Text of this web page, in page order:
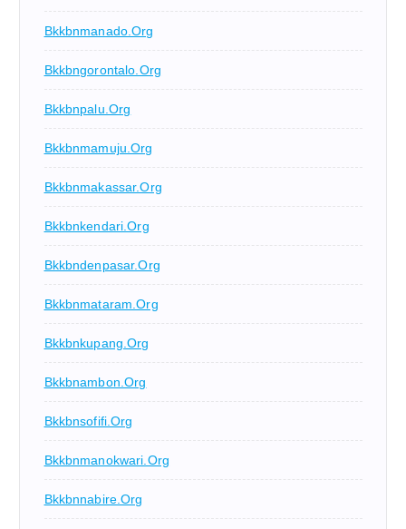
Bkkbnmanado.org
Bkkbngorontalo.org
Bkkbnpalu.org
Bkkbnmamuju.org
Bkkbnmakassar.org
Bkkbnkendari.org
Bkkbndenpasar.org
Bkkbnmataram.org
Bkkbnkupang.org
Bkkbnambon.org
Bkkbnsofifi.org
Bkkbnmanokwari.org
Bkkbnnabire.org